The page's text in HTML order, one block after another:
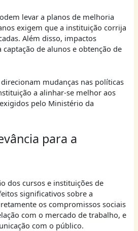
levar a planos de melhoria
exigem que a instituição corrija
Além disso, impactos
de alunos e obtenção de
mudanças nas políticas
a alinhar-se melhor aos
pelo Ministério da
para a
dos cursos e instituições de
significativos sobre a
os compromissos sociais
com o mercado de trabalho, e
com o público.